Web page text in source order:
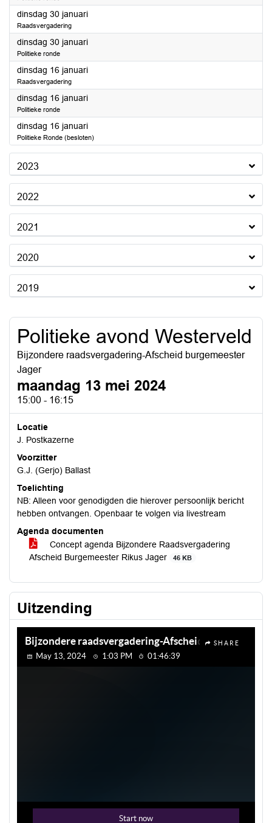
dinsdag 30 januari2024
Raadsvergadering
dinsdag 30 januari2024
Politieke ronde
dinsdag 16 januari2024
Raadsvergadering
dinsdag 16 januari2024
Politieke ronde
dinsdag 16 januari2024
Politieke Ronde (besloten)
2023
2022
2021
2020
2019
Politieke avond Westerveld
Bijzondere raadsvergadering-Afscheid burgemeester
Jager
maandag 13 mei 2024
15:00 - 16:15
Locatie
J. Postkazerne
Voorzitter
G.J. (Gerjo) Ballast
Toelichting
NB: Alleen voor genodigden die hierover persoonlijk bericht
hebben ontvangen. Openbaar te volgen via livestream
Agenda documenten
Concept agenda Bijzondere Raadsvergadering
Afscheid Burgemeester Rikus Jager
46 KB
Uitzending